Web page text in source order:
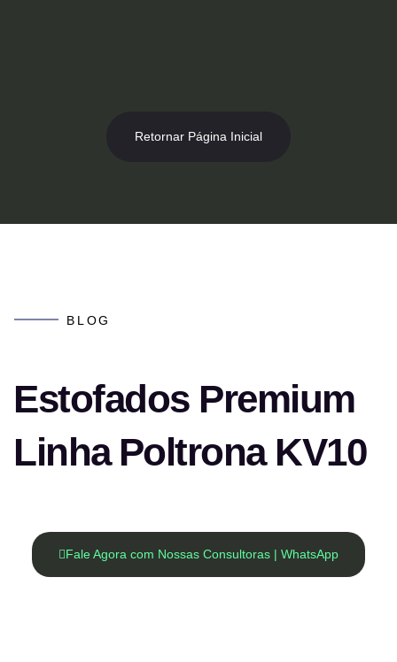
Retornar Página Inicial
BLOG
Estofados Premium
Linha ⁠Poltrona KV10
Fale Agora com Nossas Consultoras | WhatsApp